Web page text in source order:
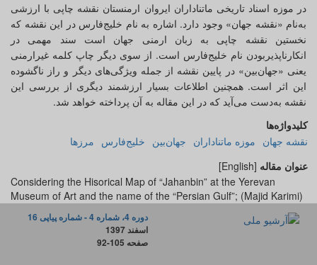
در موزه اسناد تاریخی ماتناداران ایروان ارمنستان نقشه چاپی با ارزشی
به‌نام «نقشه جهان» وجود دارد. اشاره به نام خلیج‌‌فارس در این نقشه که
نخستین نقشه چاپی به زبان ارمنی جهان است سند مهمی در
انکار‌ناپذیر‌بودن نام خلیج‌فارس است. از سوی دیگر چاپ کلمه غیر‌ارمنی
یعنی «جهان‌بین» در پایین نقشه از جمله ویژگی‌های دیگر و راز ناگشوده
این اثر است. همچنین اطلاعات بسیار ارزشمند دیگری از بررسی این
نقشه به‌دست می‌آید که در این مقاله به آن پرداخته خواهد شد.
کلیدواژه‌ها
نقشه جهان موزه ماتناداران جهان‌بین خلیج‌فارس مرزها
عنوان مقاله [English]
Considering the Hisorical Map of “Jahanbin” at the Yerevan
Museum of Art and the name of the “Persian Gulf”; (Majid Karimi)
دوره 4، شماره 4 - شماره پیاپی 16
اسفند 1397
صفحه 92-105